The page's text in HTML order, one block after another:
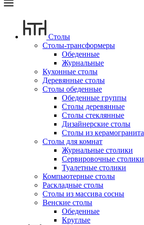
Столы
Столы-трансформеры
Обеденные
Журнальные
Кухонные столы
Деревянные столы
Столы обеденные
Обеденные группы
Столы деревянные
Столы стеклянные
Дизайнерские столы
Столы из керамогранита
Столы для комнат
Журнальные столики
Сервировочные столики
Туалетные столики
Компьютерные столы
Раскладные столы
Столы из массива сосны
Венские столы
Обеденные
Круглые